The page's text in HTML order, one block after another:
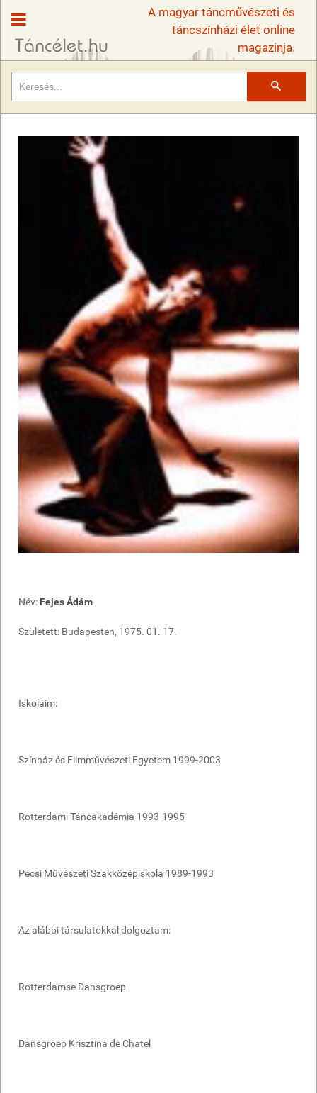
A magyar táncművészeti és
táncszínházi élet online
magazinja.
Név: Fejes Ádám
Született: Budapesten, 1975. 01. 17.
Iskoláim:
Színház és Filmművészeti Egyetem 1999-2003
Rotterdami Táncakadémia 1993-1995
Pécsi Művészeti Szakközépiskola 1989-1993
Az alábbi társulatokkal dolgoztam:
Rotterdamse Dansgroep
Dansgroep Krisztina de Chatel